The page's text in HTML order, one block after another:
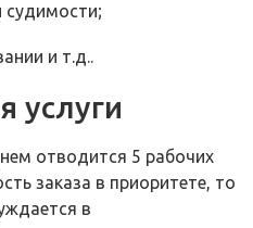
судимости;
и т.д..
услуги
отводится 5 рабочих
заказа в приоритете, то
в